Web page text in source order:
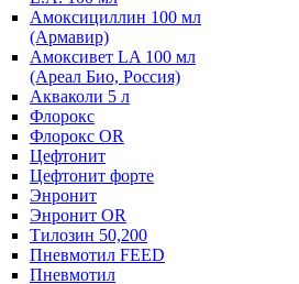
Амоксициллин 100 мл
(Армавир)
Амоксивет LA 100 мл
(Ареал Био, Россия)
Акваколи 5 л
Флорокс
Флорокс OR
Цефтонит
Цефтонит форте
Энронит
Энронит OR
Тилозин 50,200
Пневмотил FEED
Пневмотил